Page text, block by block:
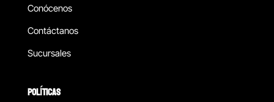
Conócenos
Contáctanos
Sucursales
POLÍTICAS